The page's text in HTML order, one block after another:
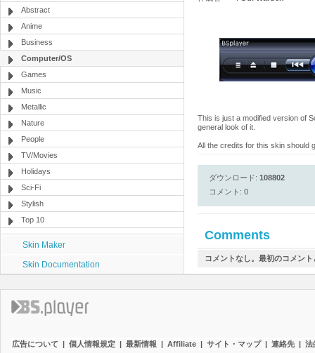
Abstract
Anime
Business
Computer/OS
Games
Music
Metallic
Nature
People
TV/Movies
Holidays
Sci-Fi
Stylish
Top 10
Skin Maker
Skin Documentation
This is just a modified version of
general look of it.
All the credits for this skin should
ダウンロード: 108802
コメント: 0
Comments
コメントなし。最初のコメン
広告について | 個人情報規定 | 最新情報 | Affiliate | サイト・マップ | 連絡先 | 法